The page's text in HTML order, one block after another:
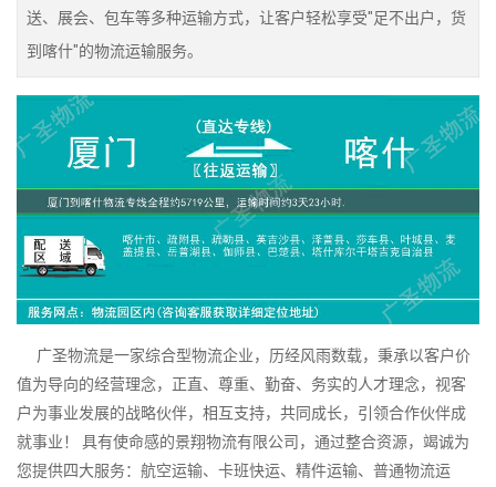
送、展会、包车等多种运输方式，让客户轻松享受"足不出户，货
到喀什"的物流运输服务。
广圣物流是一家综合型物流企业，历经风雨数载，秉承以客户价
值为导向的经营理念，正直、尊重、勤奋、务实的人才理念，视客
户为事业发展的战略伙伴，相互支持，共同成长，引领合作伙伴成
就事业！ 具有使命感的景翔物流有限公司，通过整合资源，竭诚为
您提供四大服务：航空运输、卡班快运、精件运输、普通物流运